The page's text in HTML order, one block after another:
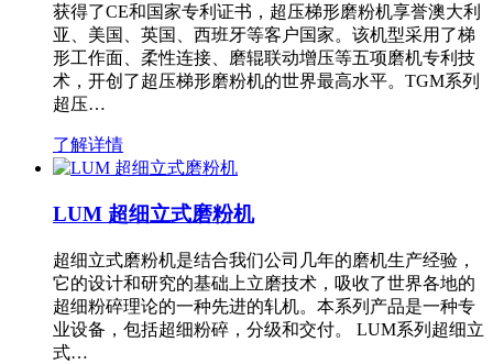
获得了CE和国家专利证书，超压梯形磨粉机享誉澳大利
亚、美国、英国、西班牙等客户国家。该机型采用了梯
形工作面、柔性连接、磨辊联动增压等五项磨机专利技
术，开创了超压梯形磨粉机的世界最高水平。TGM系列
超压…
了解详情
LUM 超细立式磨粉机
超细立式磨粉机是结合我们公司几年的磨机生产经验，
它的设计和研究的基础上立磨技术，吸收了世界各地的
超细粉碎理论的一种先进的轧机。本系列产品是一种专
业设备，包括超细粉碎，分级和交付。 LUM系列超细立
式…